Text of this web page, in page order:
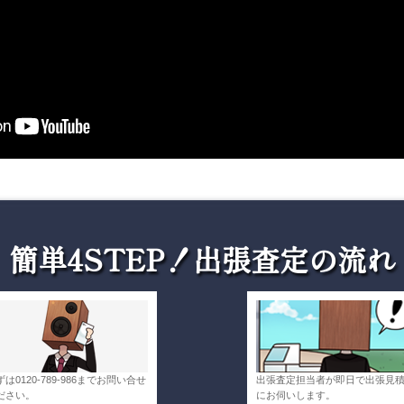
簡単4STEP！出張査定の流れ
は0120-789-986までお問い合せ
さい。
出張査定担当者が即日で出張見
にお伺いします。